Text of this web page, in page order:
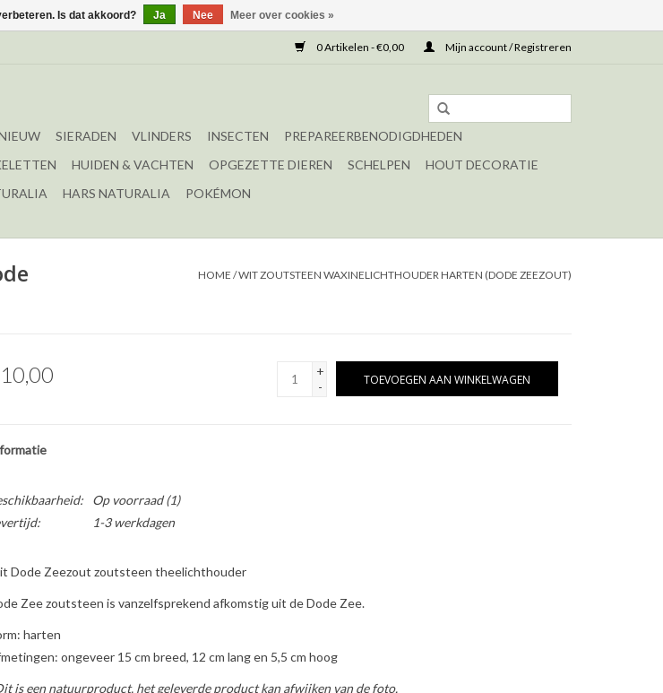
0 Artikelen - €0,00 Mijn account / Registreren
SIERADEN VLINDERS INSECTEN
PREPAREERBENODIGDHEDEN
HUIDEN & VACHTEN OPGEZETTE DIEREN SCHELPEN
HOUT DECORATIE
HARS NATURALIA POKÉMON
HOME /WIT ZOUTSTEEN WAXINELICHTHOUDER HARTEN (DODE ZEEZOUT)
+
-
TOEVOEGEN AAN WINKELWAGEN
Op voorraad(1)
1-3 werkdagen
Dode Zeezout zoutsteen theelichthouder
Zee zoutsteen is vanzelfsprekend afkomstig uit de Dode Zee.
harten
ongeveer 15 cm breed, 12 cm lang en 5,5 cm hoog
is een natuurproduct, het geleverde product kan afwijken van de foto.
Is dat akkoord? Ja Nee Meer over cookies »